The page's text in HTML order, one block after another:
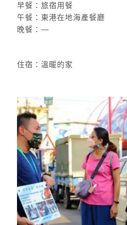
早餐：旅宿用餐
午餐：東港在地海產餐廳
晚餐：—
住宿：溫暖的家